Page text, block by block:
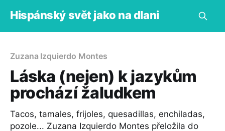
Hispánský svět jako na dlani
Zuzana Izquierdo Montes
Láska (nejen) k jazykům
prochází žaludkem
Tacos, tamales, frijoles, quesadillas, enchiladas,
pozole... Zuzana Izquierdo Montes přeložila do